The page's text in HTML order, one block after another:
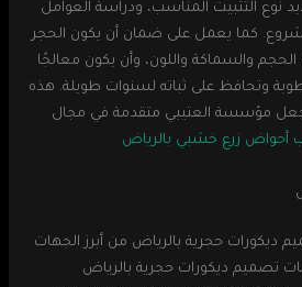
نوع التثبيت المناسب، ودراسة العوامل
كما يعمل على ضمان أن يكون الحجر
والسماكة واللون، وأن يكون معالجًا
وتحافظ على ثباته لسنوات طويلة. هذه
مؤسسة العتيبي متقدمة في مجال
أحواض زرع خشبي بالرياض
ديكورات حجرية بالرياض من أبرز الجهات
تصميم ديكورات حجرية بالرياض